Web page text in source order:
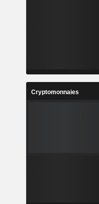
Cryptomonnaies